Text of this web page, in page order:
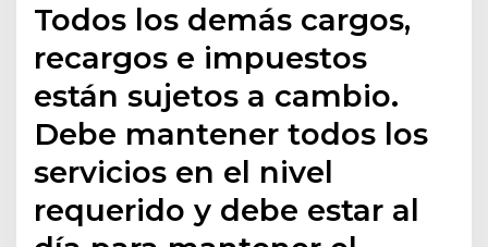
Todos los demás cargos,
recargos e impuestos
están sujetos a cambio.
Debe mantener todos los
servicios en el nivel
requerido y debe estar al